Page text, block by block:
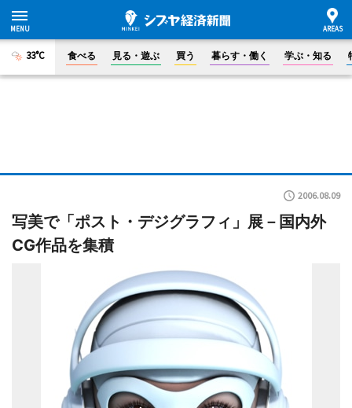
33°C 食べる 見る・遊ぶ 買う 暮らす・働く 学ぶ・知る
2006.08.09
写美で「ポスト・デジグラフィ」展－国内外
CG作品を集積